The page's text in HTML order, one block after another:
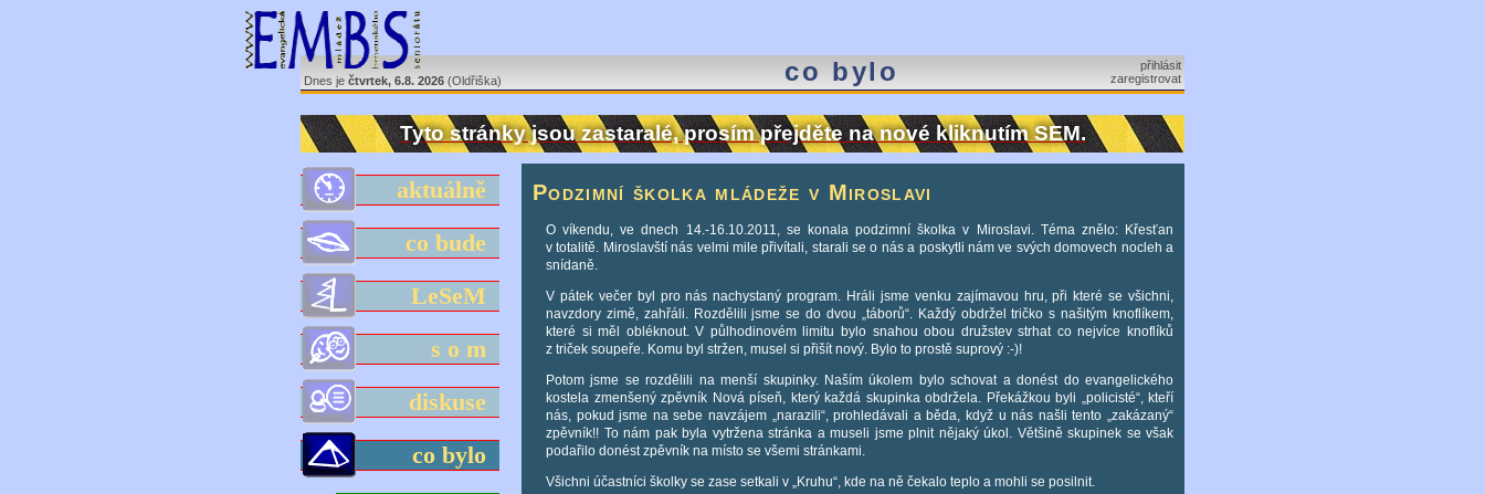
Dnes je čtvrtek, 6.8. 2026 (Oldřiška) co bylo
přihlásit
zaregistrovat
Tyto stránky jsou zastaralé, prosím přejděte na nové kliknutím SEM.
aktuálně
co bude
LeSeM
s o m
diskuse
co bylo
Podzimní školka mládeže v Miroslavi
O víkendu, ve dnech 14.-16.10.2011, se konala podzimní školka v Miroslavi. Téma znělo: Křesťan
v totalitě. Miroslavští nás velmi mile přivítali, starali se o nás a poskytli nám ve svých domovech nocleh a
snídaně.
V pátek večer byl pro nás nachystaný program. Hráli jsme venku zajímavou hru, při které se všichni,
navzdory zimě, zahřáli. Rozdělili jsme se do dvou „táborů“. Každý obdržel tričko s našitým knoflíkem,
které si měl obléknout. V půlhodinovém limitu bylo snahou obou družstev strhat co nejvíce knoflíků
z triček soupeře. Komu byl stržen, musel si přišít nový. Bylo to prostě suprový :-)!
Potom jsme se rozdělili na menší skupinky. Naším úkolem bylo schovat a donést do evangelického
kostela zmenšený zpěvník Nová píseň, který každá skupinka obdržela. Překážkou byli „policisté“, kteří
nás, pokud jsme na sebe navzájem „narazili“, prohledávali a běda, když u nás našli tento „zakázaný“
zpěvník!! To nám pak byla vytržena stránka a museli jsme plnit nějaký úkol. Většině skupinek se však
podařilo donést zpěvník na místo se všemi stránkami.
Všichni účastníci školky se zase setkali v „Kruhu“, kde na ně čekalo teplo a mohli se posilnit.